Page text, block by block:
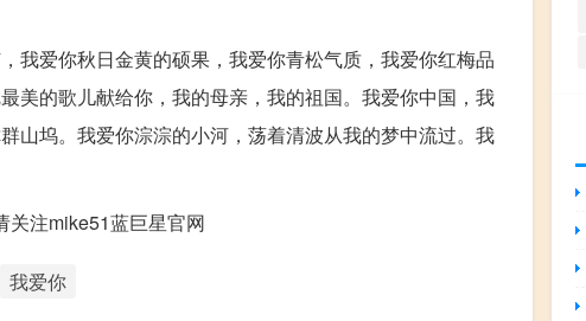
我爱你秋日金黄的硕果，我爱你青松气质，我爱你红梅品
美的歌儿献给你，我的母亲，我的祖国。我爱你中国，我
山坞。我爱你淙淙的小河，荡着清波从我的梦中流过。我
关注mike51蓝巨星官网
我爱你